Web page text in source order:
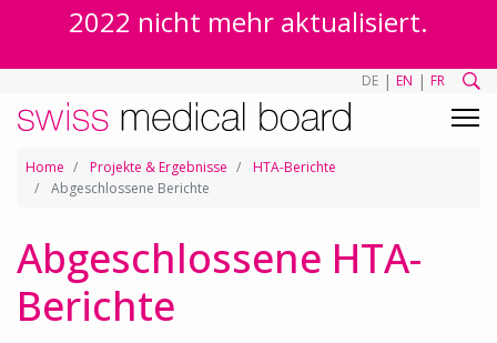
2022 nicht mehr aktualisiert.
DE | EN | FR
Home Projekte & Ergebnisse
HTA-Berichte
Abgeschlossene Berichte
Abgeschlossene HTA-
Berichte